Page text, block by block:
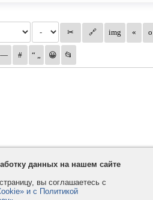
данных на нашем сайте
вы соглашаетесь с
и с Политикой